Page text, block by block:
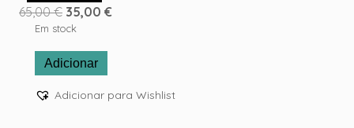
65,00€ O
preço
era:
35,00 €O
Em stock
Quantidade
de
Painel
Baby
Adicionar
Adicionar para Wishlist